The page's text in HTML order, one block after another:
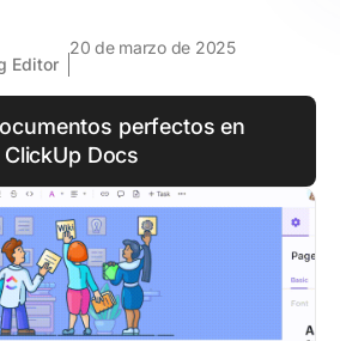
Editor
20 de marzo de 2025
perfectos en
ClickUp Docs